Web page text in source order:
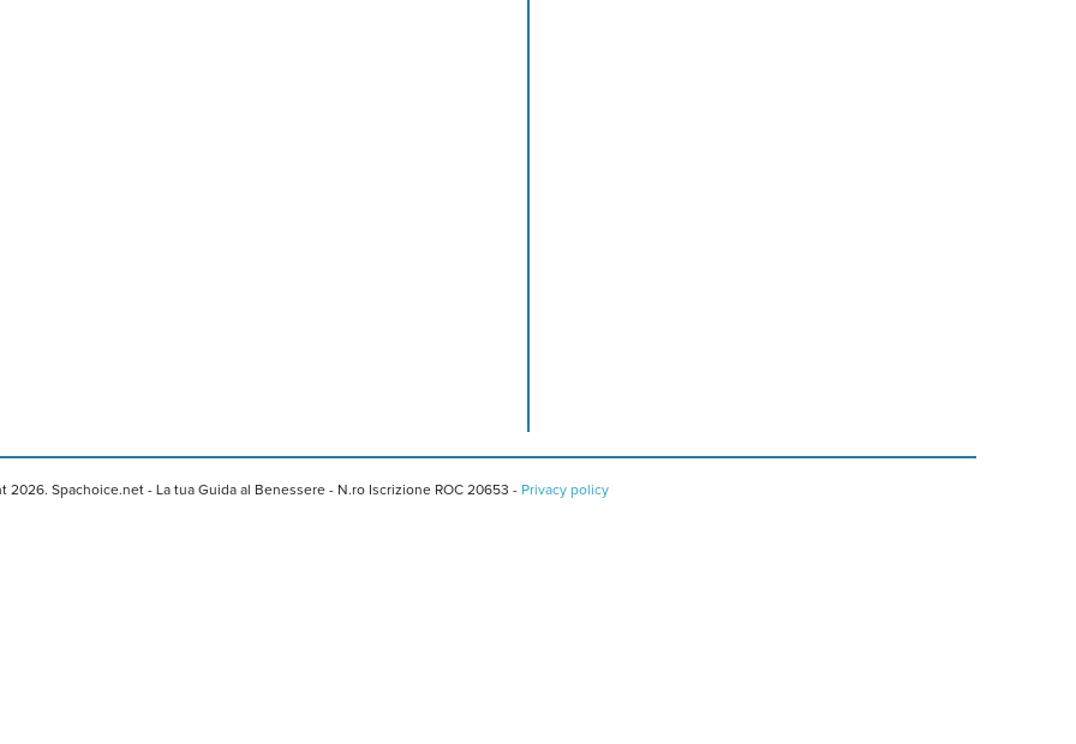
2026. Spachoice.net - La tua Guida al Benessere - N.ro Iscrizione ROC 20653 - Privacy policy